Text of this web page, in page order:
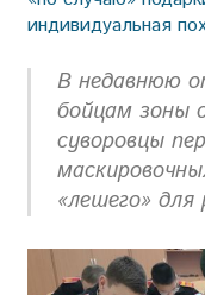
индивидуальная
В недавнюю
бойцам зоны
суворовцы
«лешего» для